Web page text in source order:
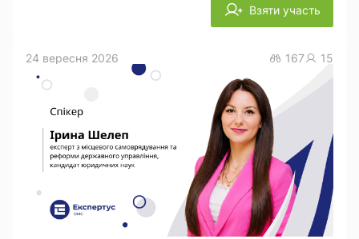
Взяти участь
24 вересня 2026 167 15